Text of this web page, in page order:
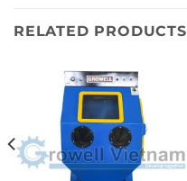
RELATED PRODUCTS